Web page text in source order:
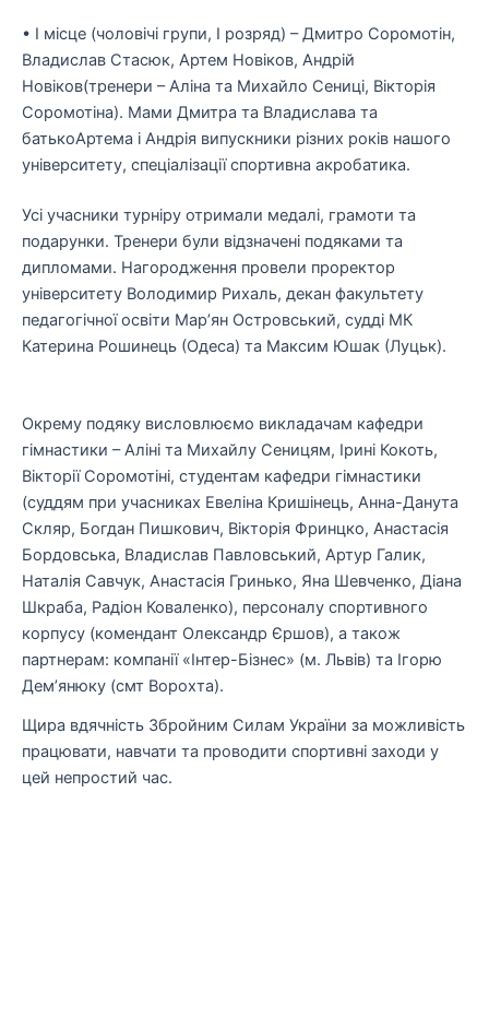
• І місце (чоловічі групи, І розряд) – Дмитро Соромотін,
Владислав Стасюк, Артем Новіков, Андрій
Новіков(тренери – Аліна та Михайло Сениці, Вікторія
Соромотіна). Мами Дмитра та Владислава та
батькоАртема і Андрія випускники різних років нашого
університету, спеціалізації спортивна акробатика.
Усі учасники турніру отримали медалі, грамоти та
подарунки. Тренери були відзначені подяками та
дипломами. Нагородження провели проректор
університету Володимир Рихаль, декан факультету
педагогічної освіти Мар’ян Островський, судді МК
Катерина Рошинець (Одеса) та Максим Юшак (Луцьк).
Окрему подяку висловлюємо викладачам кафедри
гімнастики – Аліні та Михайлу Сеницям, Ірині Кокоть,
Вікторії Соромотіні, студентам кафедри гімнастики
(суддям при учасниках Евеліна Кришінець, Анна-Данута
Скляр, Богдан Пишкович, Вікторія Фринцко, Анастасія
Бордовська, Владислав Павловський, Артур Галик,
Наталія Савчук, Анастасія Гринько, Яна Шевченко, Діана
Шкраба, Радіон Коваленко), персоналу спортивного
корпусу (комендант Олександр Єршов), а також
партнерам: компанії «Інтер-Бізнес» (м. Львів) та Ігорю
Дем’янюку (смт Ворохта).
Щира вдячність Збройним Силам України за можливість
працювати, навчати та проводити спортивні заходи у
цей непростий час.